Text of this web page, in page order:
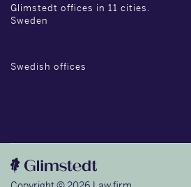
Glimstedt offices in 11 cities.
Sweden
Swedish offices